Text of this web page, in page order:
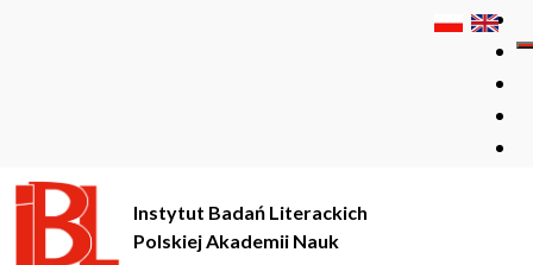
Instytut Badań Literackich
Polskiej Akademii Nauk